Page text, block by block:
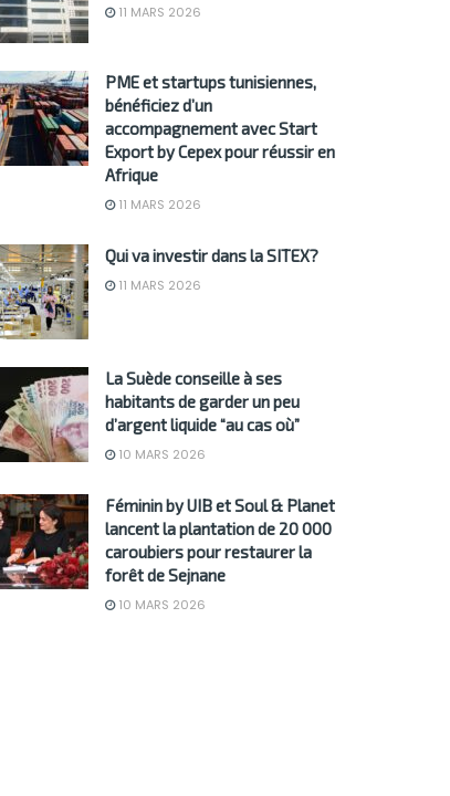
11 MARS 2026
PME et startups tunisiennes,
bénéficiez d’un
accompagnement avec Start
Export by Cepex pour réussir en
Afrique
11 MARS 2026
Qui va investir dans la SITEX?
11 MARS 2026
La Suède conseille à ses
habitants de garder un peu
d’argent liquide “au cas où”
10 MARS 2026
Féminin by UIB et Soul & Planet
lancent la plantation de 20 000
caroubiers pour restaurer la
forêt de Sejnane
10 MARS 2026